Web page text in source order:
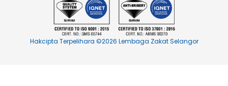
Hakcipta Terpelihara ©2026 Lembaga Zakat Selangor